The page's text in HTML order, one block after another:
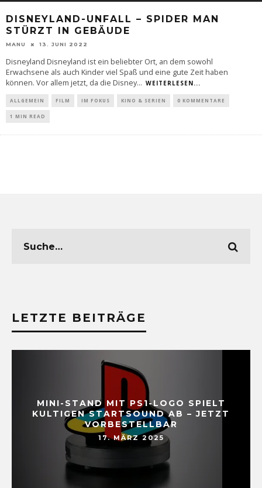
DISNEYLAND-UNFALL – SPIDER MAN
STÜRZT IN GEBÄUDE
MANU 13. JUNI 2022
Disneyland Disneyland ist ein beliebter Ort, an dem sowohl
Erwachsene als auch Kinder viel Spaß und eine gute Zeit haben
können. Vor allem jetzt, da die Disney... WEITERLESEN...
ALLGEMEIN FILM IM FOKUS KINO & SERIEN 0 KOMMENTARE
1 MIN READ
LETZTE BEITRÄGE
MINI-STAND MIT PS1-LOGO SPIELT
KULTIGEN STARTSOUND AB – JETZT
VORBESTELLBAR
17. MÄRZ 2025